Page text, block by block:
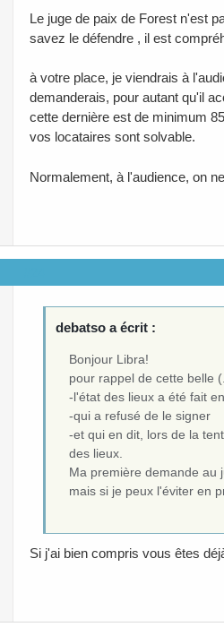
Le juge de paix de Forest n'est
savez le défendre , il est
à votre place, je viendrais à
demanderais, pour autant qu'il
cette dernière est de minimum
vos locataires sont solvable.
Normalement, à l'audience, on
debatso a écrit :
Bonjour Libra!
pour rappel de cette belle
-l'état des lieux a été fait
-qui a refusé de le signer
-et qui en dit, lors de la
des lieux.
Ma première demande au
mais si je peux l'éviter en
Si j'ai bien compris vous êtes